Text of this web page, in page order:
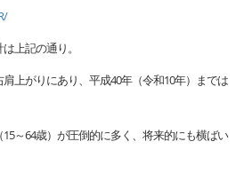
上記の通り。
上がりにあり、平成40年（令和10年）までは
～64歳）が圧倒的に多く、将来的にも横ばい